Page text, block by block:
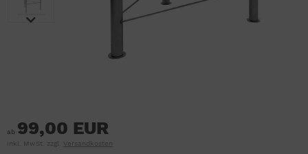
ab 99,00 EUR
inkl. MwSt. zzgl. Versandkosten